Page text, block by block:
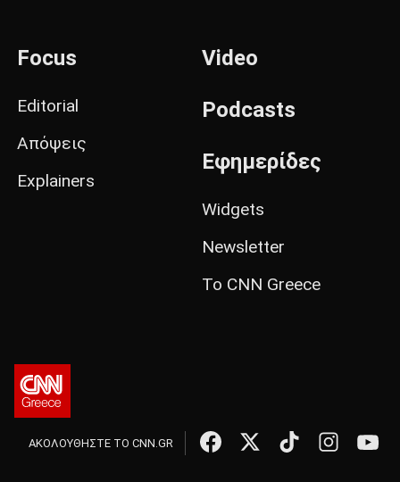
Focus
Editorial
Απόψεις
Explainers
Video
Podcasts
Εφημερίδες
Widgets
Newsletter
Το CNN Greece
ΑΚΟΛΟΥΘΗΣΤΕ ΤΟ CNN.GR